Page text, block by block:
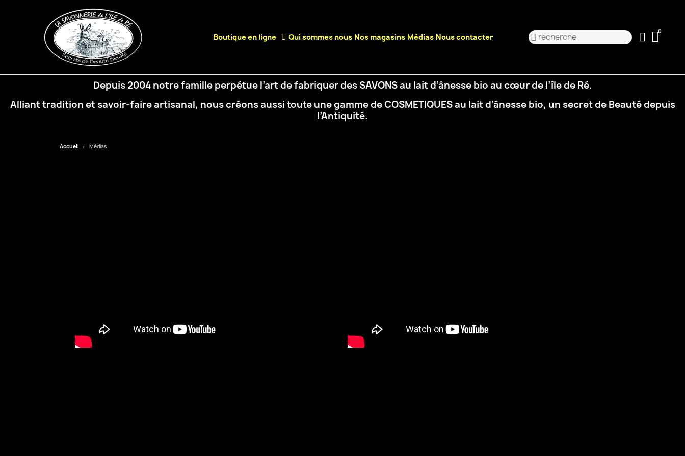
Boutique en ligne Qui sommes nous Nos magasins Médias Nous contacter
Depuis 2004 notre famille perpétue l’art de fabriquer des SAVONS au lait d’ânesse bio au cœur de l’île de Ré.
Alliant tradition et savoir-faire artisanal, nous créons aussi toute une gamme de COSMETIQUES au lait d’ânesse bio, un secret de Beauté depuis
l’Antiquité.
Accueil Médias